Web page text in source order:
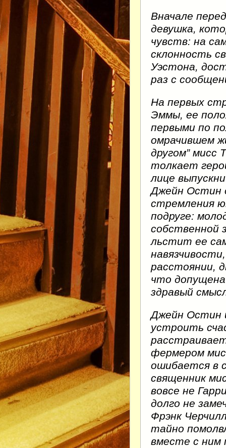
Вначале
девушка,
чувств: на
склонность
Уэстона,
раз с
На первых
Эммы, ее
первыми по
омрачившем
другом” мисс
толкает
лице
Джейн Остин
стремления
подруге:
собственной
льстит ее
расстоянии,
что
здравый
Джейн Остин
устроить
фермером
ошибается в
священник
вовсе не
долго не
Фрэнк
тайно
вместе с ним